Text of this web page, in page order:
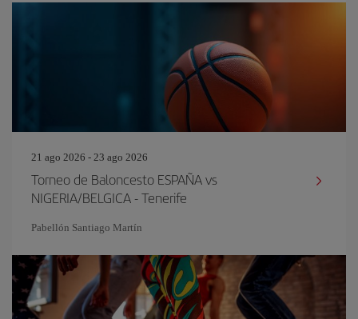
21 ago 2026 - 23 ago 2026
Torneo de Baloncesto ESPAÑA vs
NIGERIA/BELGICA - Tenerife
Pabellón Santiago Martín